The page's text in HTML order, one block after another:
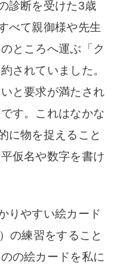
診断を受けた3歳
べて親御様や先生
ところへ運ぶ「ク
されていました。
と要求が満たされ
す。これはなかな
に物を捉えること
仮名や数字を書け
りやすい絵カード
の練習をすること
の絵カードを私に